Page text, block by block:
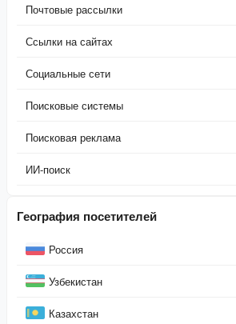
Почтовые рассылки
Ссылки на сайтах
Социальные сети
Поисковые системы
Поисковая реклама
ИИ-поиск
География посетителей
Россия
Узбекистан
Казахстан